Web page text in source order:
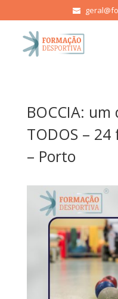
BOCCIA:
TODOS –
– Porto